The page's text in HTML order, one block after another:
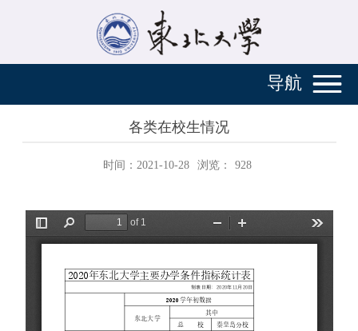
导航
各类在校生情况
时间：2021-10-28 浏览： 928